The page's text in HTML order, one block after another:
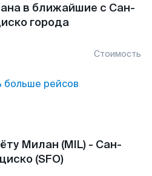
в ближайшие с Сан-
города
Стоимость
больше рейсов
Милан (MIL) - Сан-
(SFO)